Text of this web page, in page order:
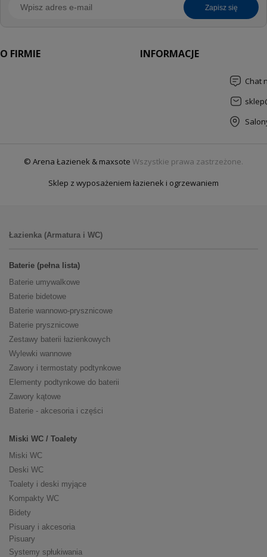
zapisz się
O FIRMIE INFORMACJE
Chat
© Arena Łazienek & maxsote Wszystkie prawa zastrzeżone.
Sklep z wyposażeniem łazienek i ogrzewaniem
Łazienka (Armatura i WC)
Baterie (pełna lista)
Baterie umywalkowe
Baterie bidetowe
Baterie wannowo-prysznicowe
Baterie prysznicowe
Zestawy baterii łazienkowych
Wylewki wannowe
Zawory i termostaty podtynkowe
Elementy podtynkowe do baterii
Zawory kątowe
Baterie - akcesoria i części
Miski WC / Toalety
Miski WC
Deski WC
Toalety i deski myjące
Kompakty WC
Bidety
Pisuary i akcesoria
Pisuary
Systemy spłukiwania